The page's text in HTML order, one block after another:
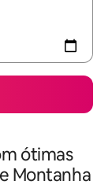
ótimas
Montanha